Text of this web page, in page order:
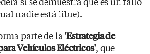
nadie está libre).
parte de la 'Estrategia de
Vehículos Eléctricos', que